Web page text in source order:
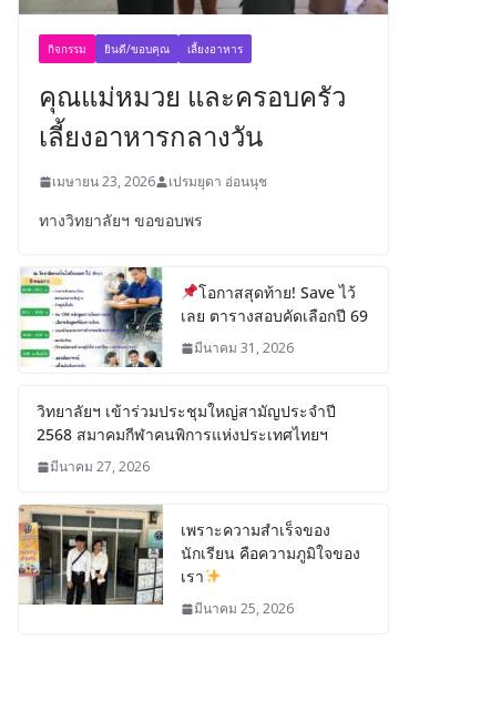
กิจกรรม ยินดี/ขอบคุณ เลี้ยงอาหาร
คุณแม่หมวย และครอบครัว
เลี้ยงอาหารกลางวัน
เมษายน 23, 2026 เปรมยุดา อ่อนนุช
ทางวิทยาลัยฯ ขอขอบพร
โอกาสสุดท้าย! Save ไว้
เลย ตารางสอบคัดเลือกปี 69
มีนาคม 31, 2026
วิทยาลัยฯ เข้าร่วมประชุมใหญ่สามัญประจำปี
2568 สมาคมกีฬาคนพิการแห่งประเทศไทยฯ
มีนาคม 27, 2026
เพราะความสำเร็จของ
นักเรียน คือความภูมิใจของ
เรา
มีนาคม 25, 2026